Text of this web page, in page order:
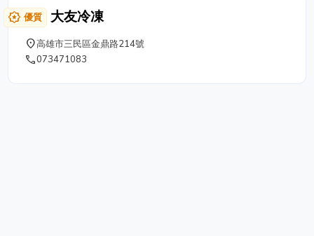
網、零件箱及各種塑膠容器。 客服電話 06-
2622999 / 06-2621777 歡迎來電訂購 門
市地址：台南市南區永成路二段58號
award_star 優質 大友冷凍
place高雄市三民區金鼎路214號
phone073471083